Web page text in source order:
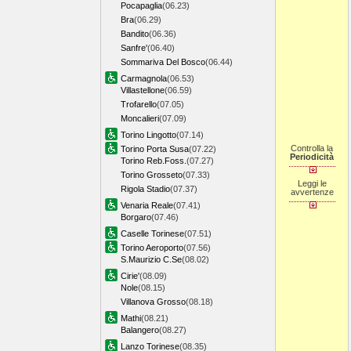
Pocapaglia(06.23)
Bra(06.29)
Bandito(06.36)
Sanfre'(06.40)
Sommariva Del Bosco(06.44)
Carmagnola(06.53)
Villastellone(06.59)
Trofarello(07.05)
Moncalieri(07.09)
Torino Lingotto(07.14)
Torino Porta Susa(07.22)
Torino Reb.Foss. (07.27)
Torino Grosseto(07.33)
Rigola Stadio(07.37)
Venaria Reale(07.41)
Borgaro(07.46)
Caselle Torinese(07.51)
Torino Aeroporto(07.56)
S.Maurizio C.Se(08.02)
Cirie'(08.09)
Nole(08.15)
Villanova Grosso(08.18)
Mathi(08.21)
Balangero(08.27)
Lanzo Torinese(08.35)
Controlla la
Periodicità
Leggi le
avvertenze